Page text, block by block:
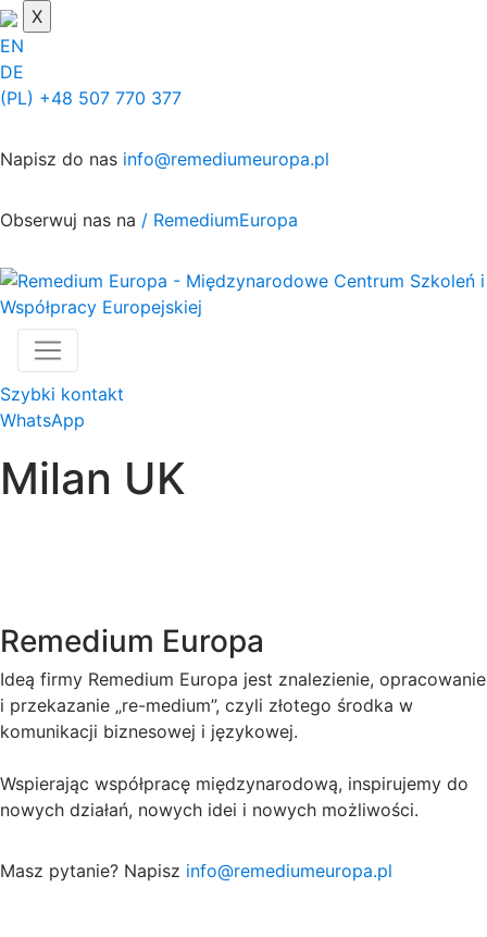
X
EN
DE
(PL) +48 507 770 377
Napisz do nas info@remediumeuropa.pl
Obserwuj nas na / RemediumEuropa
Szybki kontakt
WhatsApp
Milan UK
Remedium Europa
Ideą firmy Remedium Europa jest znalezienie, opracowanie
i przekazanie „re-medium”, czyli złotego środka w
komunikacji biznesowej i językowej.
Wspierając współpracę międzynarodową, inspirujemy do
nowych działań, nowych idei i nowych możliwości.
Masz pytanie? Napisz info@remediumeuropa.pl